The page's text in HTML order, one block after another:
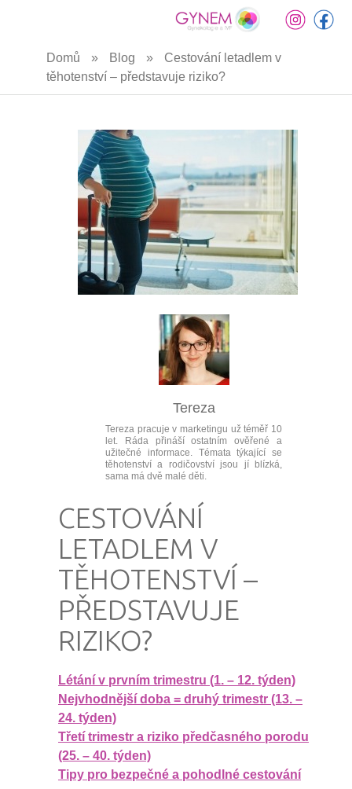
Domů » Blog »
Cestování letadlem v
těhotenství –⁠ představuje riziko?
Tereza
Tereza pracuje v marketingu už téměř 10
let. Ráda přináší ostatním ověřené a
užitečné informace. Témata týkající se
těhotenství a rodičovství jsou jí blízká,
sama má dvě malé děti.
CESTOVÁNÍ
LETADLEM V
TĚHOTENSTVÍ –⁠
PŘEDSTAVUJE
RIZIKO?
Létání v prvním trimestru (1. – 12. týden)
Nejvhodnější doba = druhý trimestr (13. –
24. týden)
Třetí trimestr a riziko předčasného porodu
(25. – 40. týden)
Tipy pro bezpečné a pohodlné cestování